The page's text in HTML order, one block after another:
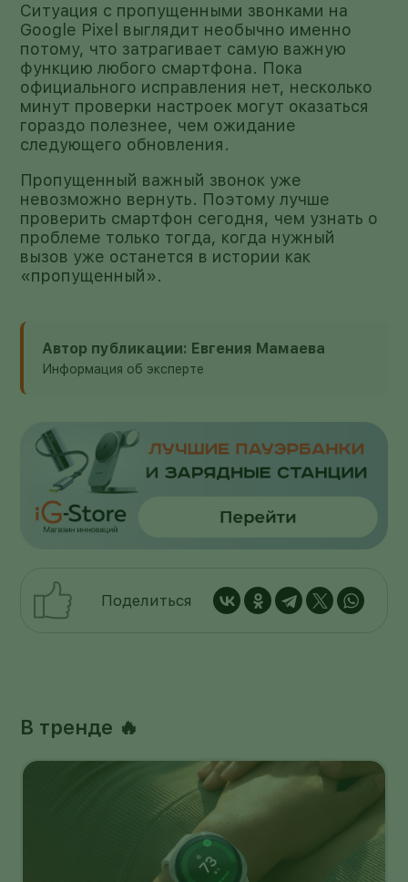
Ситуация с пропущенными звонками на
Google Pixel выглядит необычно именно
потому, что затрагивает самую важную
функцию любого смартфона. Пока
официального исправления нет, несколько
минут проверки настроек могут оказаться
гораздо полезнее, чем ожидание
следующего обновления.
Пропущенный важный звонок уже
невозможно вернуть. Поэтому лучше
проверить смартфон сегодня, чем узнать о
проблеме только тогда, когда нужный
вызов уже останется в истории как
«пропущенный».
Автор публикации: Евгения Мамаева
Информация об эксперте
Поделиться
В тренде 🔥